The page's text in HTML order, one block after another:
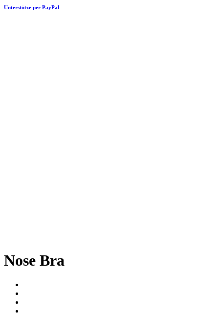
Unterstütze per PayPal
Nose Bra